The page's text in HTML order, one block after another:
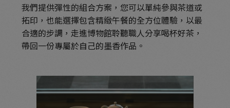
我們提供彈性的組合方案，您可以單純參與茶道或
拓印，也能選擇包含精緻午餐的全方位體驗，以最
合適的步調，走進博物館聆聽職人分享喝杯好茶，
帶回一份專屬於自己的墨香作品。